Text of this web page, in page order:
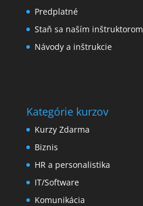
Predplatné
Staň sa naším inštruktorom
Návody a inštrukcie
Kategórie kurzov
Kurzy Zdarma
Biznis
HR a personalistika
IT/Software
Komunikácia